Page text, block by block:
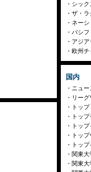
シッ
ザ・ラ
ネー
パシフ
アジ
欧州
国内
ニュ
リーグ
トッ
トッ
トッ
トッ
トッ
関東
関東